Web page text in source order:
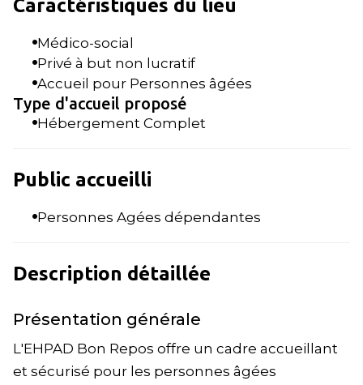
Caractéristiques du lieu
Médico-social
Privé à but non lucratif
Accueil pour Personnes âgées
Type d'accueil proposé
Hébergement Complet
Public accueilli
Personnes Agées dépendantes
Description détaillée
Présentation générale
L'EHPAD Bon Repos offre un cadre accueillant
et sécurisé pour les personnes âgées